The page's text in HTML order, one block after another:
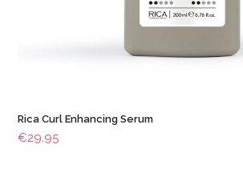
Rica Curl Enhancing Serum
€29.95